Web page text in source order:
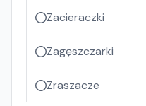
Zacieraczki
Zagęszczarki
Zraszacze